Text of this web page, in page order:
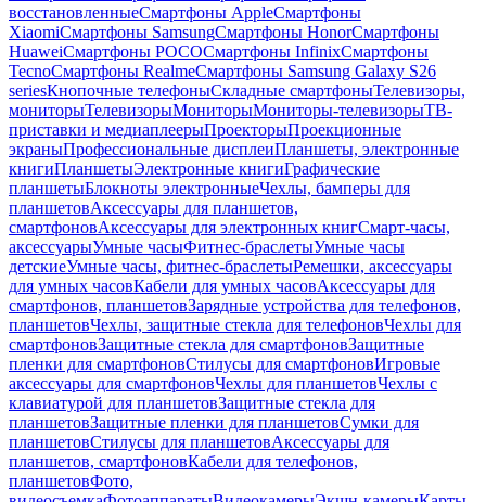
восстановленныеСмартфоны AppleСмартфоны
XiaomiСмартфоны SamsungСмартфоны HonorСмартфоны
HuaweiСмартфоны POCOСмартфоны InfinixСмартфоны
TecnoСмартфоны RealmeСмартфоны Samsung Galaxy S26
seriesКнопочные телефоныСкладные смартфоныТелевизоры,
мониторыТелевизорыМониторыМониторы-телевизорыТВ-
приставки и медиаплеерыПроекторыПроекционные
экраныПрофессиональные дисплеиПланшеты, электронные
книгиПланшетыЭлектронные книгиГрафические
планшетыБлокноты электронныеЧехлы, бамперы для
планшетовАксессуары для планшетов,
смартфоновАксессуары для электронных книгСмарт-часы,
аксессуарыУмные часыФитнес-браслетыУмные часы
детскиеУмные часы, фитнес-браслетыРемешки, аксессуары
для умных часовКабели для умных часовАксессуары для
смартфонов, планшетовЗарядные устройства для телефонов,
планшетовЧехлы, защитные стекла для телефоновЧехлы для
смартфоновЗащитные стекла для смартфоновЗащитные
пленки для смартфоновСтилусы для смартфоновИгровые
аксессуары для смартфоновЧехлы для планшетовЧехлы с
клавиатурой для планшетовЗащитные стекла для
планшетовЗащитные пленки для планшетовСумки для
планшетовСтилусы для планшетовАксессуары для
планшетов, смартфоновКабели для телефонов,
планшетовФото,